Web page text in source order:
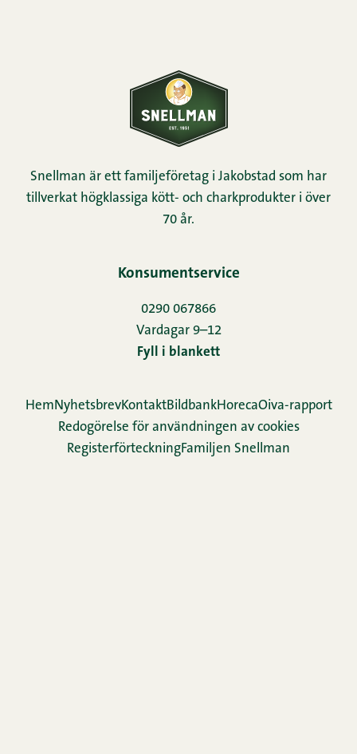
Snellman är ett familjeföretag i Jakobstad som har
tillverkat högklassiga kött- och charkprodukter i över
70 år.
Konsumentservice
0290 067866
Vardagar 9–12
Fyll i blankett
HemNyhetsbrevKontaktBildbankHorecaOiva-rapport
Redogörelse för användningen av cookies
Re­gis­ter­för­teck­ningFamiljen Snellman